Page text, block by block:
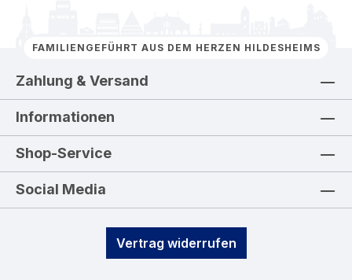
FAMILIENGEFÜHRT AUS DEM HERZEN HILDESHEIMS
Zahlung & Versand
Informationen
Shop-Service
Social Media
Vertrag widerrufen